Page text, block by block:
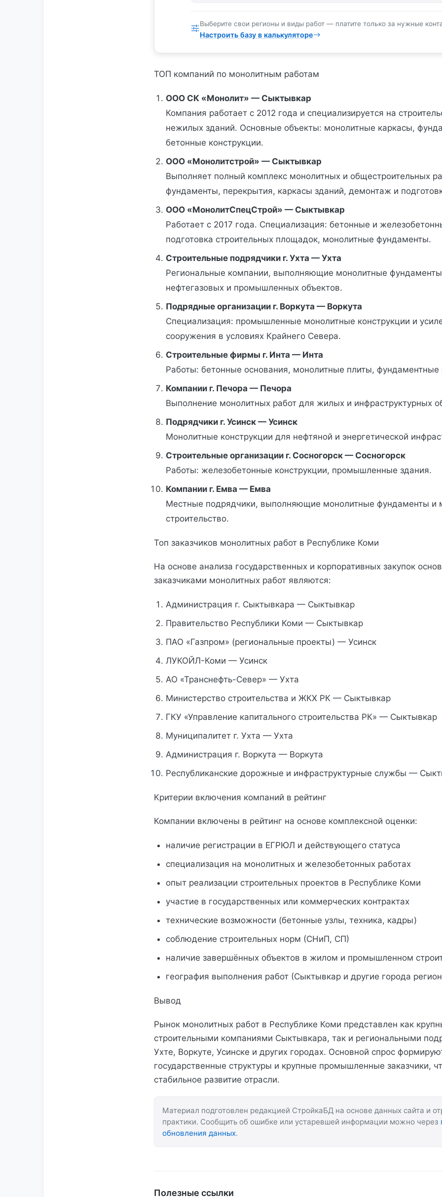
Выберите свои регионы и виды работ — платите только за нужные
Настроить базу в калькуляторе
ТОП компаний по монолитным работам
ООО СК «Монолит» — Сыктывкар
Компания работает с 2012 года и специализируется на
нежилых зданий. Основные объекты: монолитные каркасы,
бетонные конструкции.
ООО «Монолитстрой» — Сыктывкар
Выполняет полный комплекс монолитных и общестроительных
фундаменты, перекрытия, каркасы зданий, демонтаж и
ООО «МонолитСпецСтрой» — Сыктывкар
Работает с 2017 года. Специализация: бетонные и
подготовка строительных площадок, монолитные фундаменты.
Строительные подрядчики г. Ухта — Ухта
Региональные компании, выполняющие монолитные
нефтегазовых и промышленных объектов.
Подрядные организации г. Воркута — Воркута
Специализация: промышленные монолитные конструкции и
сооружения в условиях Крайнего Севера.
Строительные фирмы г. Инта — Инта
Работы: бетонные основания, монолитные плиты, фундаментные
Компании г. Печора — Печора
Выполнение монолитных работ для жилых и инфраструктурных
Подрядчики г. Усинск — Усинск
Монолитные конструкции для нефтяной и энергетической
Строительные организации г. Сосногорск — Сосногорск
Работы: железобетонные конструкции, промышленные здания.
Компании г. Емва — Емва
Местные подрядчики, выполняющие монолитные фундаменты и
строительство.
Топ заказчиков монолитных работ в Республике Коми
На основе анализа государственных и корпоративных закупок
заказчиками монолитных работ являются:
Администрация г. Сыктывкара — Сыктывкар
Правительство Республики Коми — Сыктывкар
ПАО «Газпром» (региональные проекты) — Усинск
ЛУКОЙЛ-Коми — Усинск
АО «Транснефть-Север» — Ухта
Министерство строительства и ЖКХ РК — Сыктывкар
ГКУ «Управление капитального строительства РК» — Сыктывкар
Муниципалитет г. Ухта — Ухта
Администрация г. Воркута — Воркута
Республиканские дорожные и инфраструктурные службы —
Критерии включения компаний в рейтинг
Компании включены в рейтинг на основе комплексной оценки:
наличие регистрации в ЕГРЮЛ и действующего статуса
специализация на монолитных и железобетонных работах
опыт реализации строительных проектов в Республике Коми
участие в государственных или коммерческих контрактах
технические возможности (бетонные узлы, техника, кадры)
соблюдение строительных норм (СНиП, СП)
наличие завершённых объектов в жилом и промышленном
география выполнения работ (Сыктывкар и другие города
Вывод
Рынок монолитных работ в Республике Коми представлен как
строительными компаниями Сыктывкара, так и региональными
Ухте, Воркуте, Усинске и других городах. Основной спрос
государственные структуры и крупные промышленные заказчики,
стабильное развитие отрасли.
Материал подготовлен редакцией СтройкаБД на основе данных сайта и
практики. Сообщить об ошибке или устаревшей информации можно через
обновления данных.
Полезные ссылки